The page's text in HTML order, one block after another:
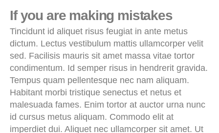
If you are making mistakes
Tincidunt id aliquet risus feugiat in ante metus
dictum. Lectus vestibulum mattis ullamcorper velit
sed. Facilisis mauris sit amet massa vitae tortor
condimentum. Id semper risus in hendrerit gravida.
Tempus quam pellentesque nec nam aliquam.
Habitant morbi tristique senectus et netus et
malesuada fames. Enim tortor at auctor urna nunc
id cursus metus aliquam. Commodo elit at
imperdiet dui. Aliquet nec ullamcorper sit amet. Ut